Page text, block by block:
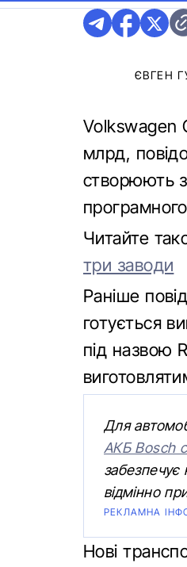
ЄВГЕН
Volkswagen
млрд,
створюють
Читайте
три заводи
Раніше
готується
під назвою
Для
АКБ Bosch
забезпечує
відмінно
РЕКЛАМНА
Нові